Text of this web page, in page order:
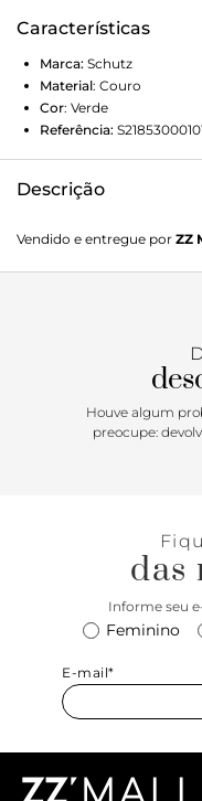
Características
Marca: Schutz
Material: Couro
Cor: Verde
Referência:
Descrição
compor looks
modelo combina estilo
despojadas,
Vendido e entregue por ZZ
Houve algum
preocupe:
das
Informe seu
Feminino
E-mail*